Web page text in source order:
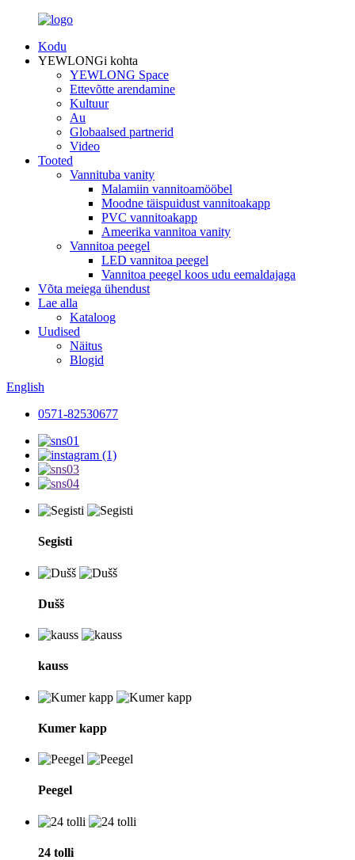
Kodu
YEWLONGi kohta
YEWLONG Space
Ettevõtte arendamine
Kultuur
Au
Globaalsed partnerid
Video
Tooted
Vannituba vanity
Malamiin vannitoamööbel
Moodne täispuidust vannitoakapp
PVC vannitoakapp
Ameerika vannitoa vanity
Vannitoa peegel
LED vannitoa peegel
Vannitoa peegel koos udu eemaldajaga
Võta meiega ühendust
Lae alla
Kataloog
Uudised
Näitus
Blogid
English
0571-82530677
Segisti
Dušš
kauss
Kumer kapp
Peegel
24 tolli